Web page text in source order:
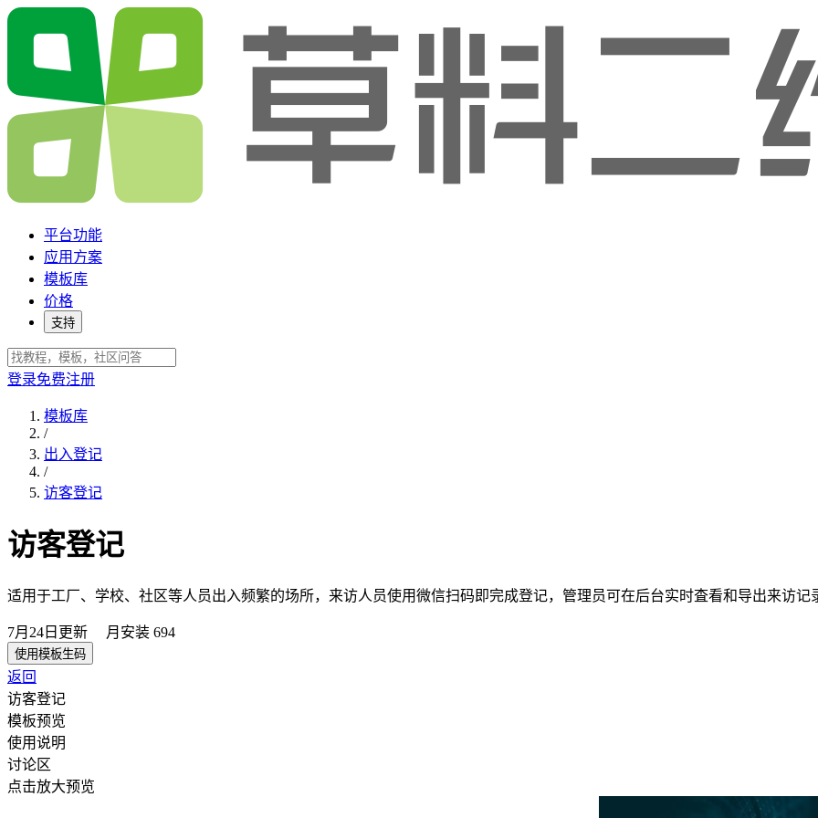
平台功能
应用方案
模板库
价格
支持
登录免费注册
模板库
/
出入登记
/
访客登记
访客登记
适用于工厂、学校、社区等人员出入频繁的场所，来访人员使用微信扫码即完成登记，管理员可在后台实时査看和导出来访记
7月24日 更新 月安装 694
使用模板生码
返回
访客登记
模板预览
使用说明
讨论区
点击放大预览